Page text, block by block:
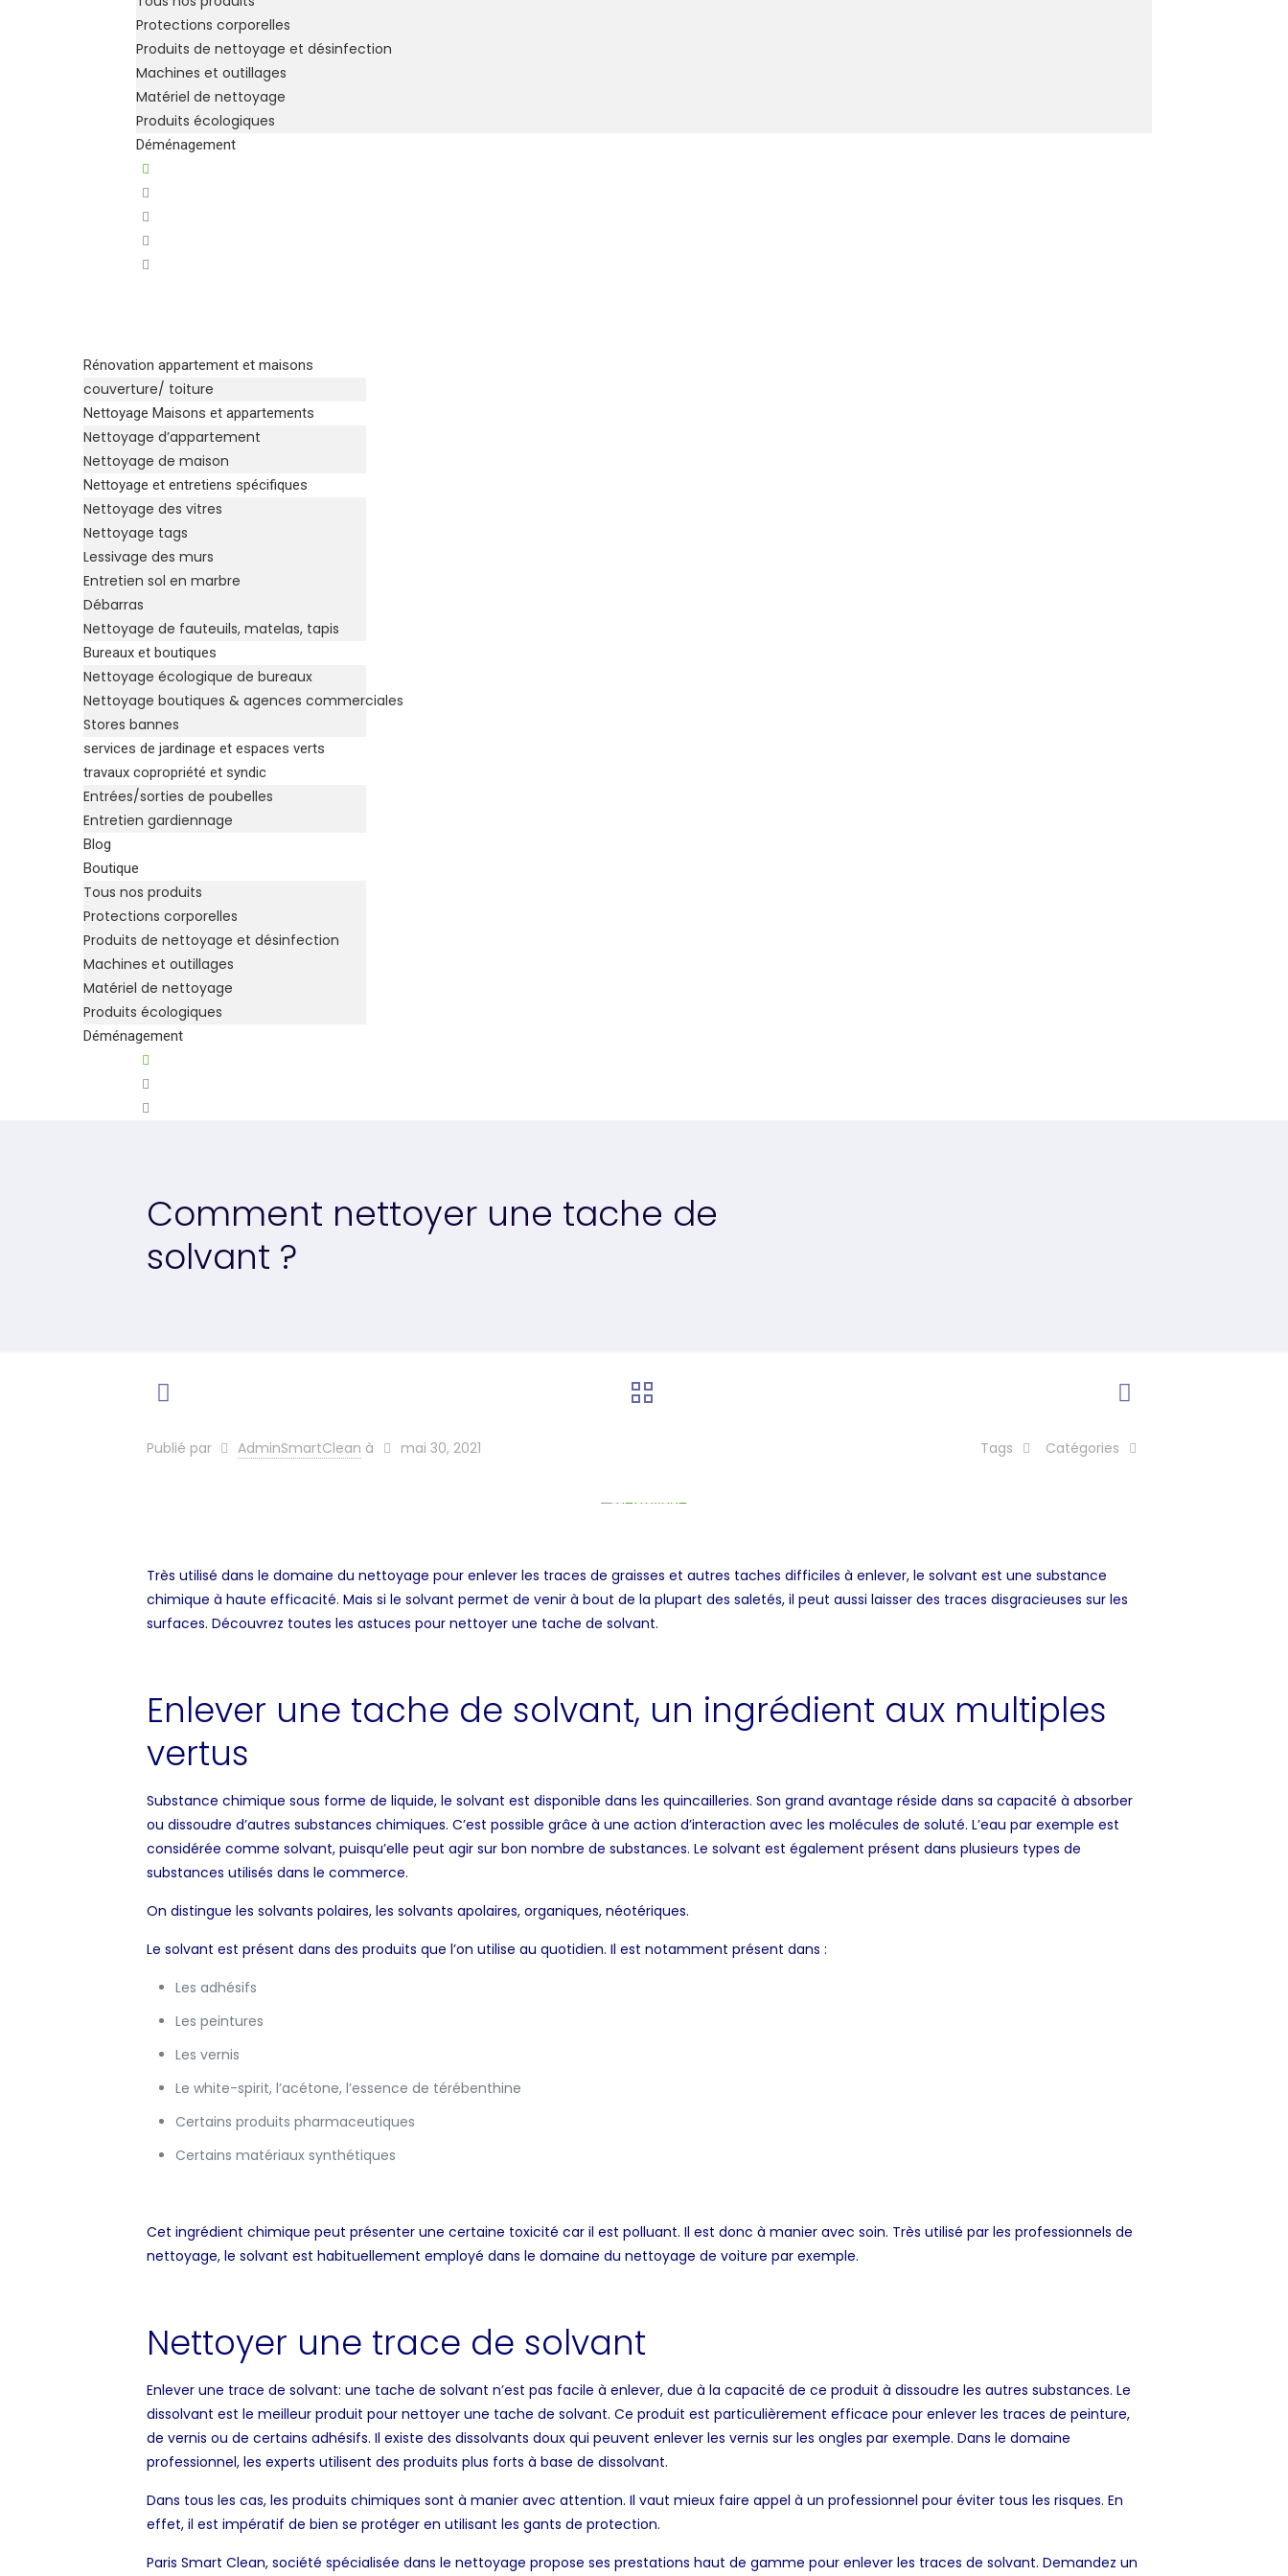
Protections corporelles
Produits de nettoyage et désinfection
Machines et outillages
Matériel de nettoyage
Produits écologiques
Déménagement
Rénovation appartement et maisons
couverture/ toiture
Nettoyage Maisons et appartements
Nettoyage d’appartement
Nettoyage de maison
Nettoyage et entretiens spécifiques
Nettoyage des vitres
Nettoyage tags
Lessivage des murs
Entretien sol en marbre
Débarras
Nettoyage de fauteuils, matelas, tapis
Bureaux et boutiques
Nettoyage écologique de bureaux
Nettoyage boutiques & agences commerciales
Stores bannes
services de jardinage et espaces verts
travaux copropriété et syndic
Entrées/sorties de poubelles
Entretien gardiennage
Blog
Boutique
Tous nos produits
Protections corporelles
Produits de nettoyage et désinfection
Machines et outillages
Matériel de nettoyage
Produits écologiques
Déménagement
Comment nettoyer une tache de
solvant ?
Publié par AdminSmartClean à mai 30, 2021 Catégories
Tags
Très utilisé dans le domaine du nettoyage pour enlever les traces de graisses et autres taches difficiles à enlever, le solvant est une substance
chimique à haute efficacité. Mais si le solvant permet de venir à bout de la plupart des saletés, il peut aussi laisser des traces disgracieuses sur les
surfaces. Découvrez toutes les astuces pour nettoyer une tache de solvant.
Enlever une tache de solvant, un ingrédient aux multiples
vertus
Substance chimique sous forme de liquide, le solvant est disponible dans les quincailleries. Son grand avantage réside dans sa capacité à absorber
ou dissoudre d’autres substances chimiques. C’est possible grâce à une action d’interaction avec les molécules de soluté. L’eau par exemple est
considérée comme solvant, puisqu’elle peut agir sur bon nombre de substances. Le solvant est également présent dans plusieurs types de
substances utilisés dans le commerce.
On distingue les solvants polaires, les solvants apolaires, organiques, néotériques.
Le solvant est présent dans des produits que l’on utilise au quotidien. Il est notamment présent dans :
Les adhésifs
Les peintures
Les vernis
Le white-spirit, l’acétone, l’essence de térébenthine
Certains produits pharmaceutiques
Certains matériaux synthétiques
Cet ingrédient chimique peut présenter une certaine toxicité car il est polluant. Il est donc à manier avec soin. Très utilisé par les professionnels de
nettoyage, le solvant est habituellement employé dans le domaine du nettoyage de voiture par exemple.
Nettoyer une trace de solvant
Enlever une trace de solvant: une tache de solvant n’est pas facile à enlever, due à la capacité de ce produit à dissoudre les autres substances. Le
dissolvant est le meilleur produit pour nettoyer une tache de solvant. Ce produit est particulièrement efficace pour enlever les traces de peinture,
de vernis ou de certains adhésifs. Il existe des dissolvants doux qui peuvent enlever les vernis sur les ongles par exemple. Dans le domaine
professionnel, les experts utilisent des produits plus forts à base de dissolvant.
Dans tous les cas, les produits chimiques sont à manier avec attention. Il vaut mieux faire appel à un professionnel pour éviter tous les risques. En
effet, il est impératif de bien se protéger en utilisant les gants de protection.
Paris Smart Clean, société spécialisée dans le nettoyage propose ses prestations haut de gamme pour enlever les traces de solvant. Demandez un